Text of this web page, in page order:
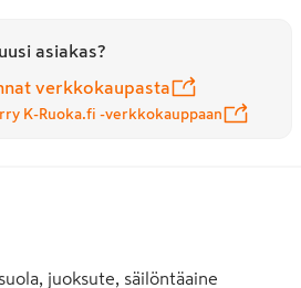
asiakas?
verkkokaupasta
K-Ruoka.fi -verkkokauppaan
juoksute, säilöntäaine